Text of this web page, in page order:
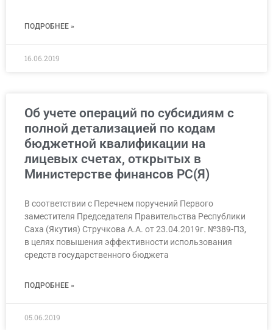
ПОДРОБНЕЕ »
16.06.2019
Об учете операций по субсидиям с
полной детализацией по кодам
бюджетной квалификации на
лицевых счетах, открытых в
Министерстве финансов РС(Я)
В соответствии с Перечнем поручений Первого
заместителя Председателя Правительства Республики
Саха (Якутия) Стручкова А.А. от 23.04.2019г. №389-П3,
в целях повышения эффективности использования
средств государственного бюджета
ПОДРОБНЕЕ »
05.06.2019